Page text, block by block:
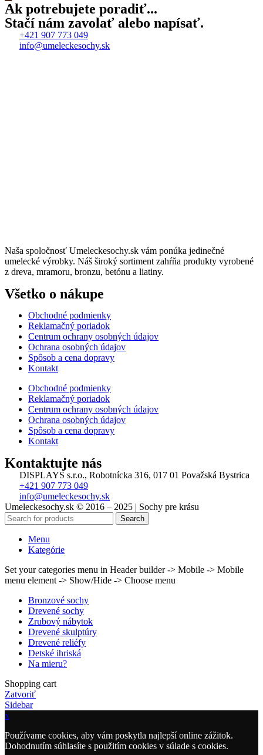
Ak potrebujete poradiť...
Stačí nám zavolať alebo napísať.
+421 907 773 049
info@umeleckesochy.sk
Naša spoločnosť Umeleckesochy.sk vám ponúka jedinečné
umelecké výrobky. Náš široký sortiment zahŕňa produkty vyrobené
z dreva, mramoru, bronzu, betónu a liatiny.
Všetko o nákupe
Obchodné podmienky
Reklamačný poriadok
Centrum ochrany osobných údajov
Ochrana osobných údajov
Spôsob a cena dopravy
Kontakt
Obchodné podmienky
Reklamačný poriadok
Centrum ochrany osobných údajov
Ochrana osobných údajov
Spôsob a cena dopravy
Kontakt
Kontaktujte nás
DISPLAYS s.r.o., Robotnícka 316, 017 01 Považská Bystrica
+421 907 773 049
info@umeleckesochy.sk
Umeleckesochy.sk © 2016 – 2025 | Sochy pre krásu
Search
Menu
Kategórie
Set your categories menu in Header builder -> Mobile -> Mobile
menu element -> Show/Hide -> Choose menu
Bronzové sochy
Drevené sochy
Zrubový nábytok
Drevené skulptúry
Drevené reliéfy
Detské ihriská
Na mieru?
Shopping cart
Zatvoriť
Sidebar
x
Používame cookies, aby vám poskytla najlepší online zážitok.
Dohodnutím súhlasíte s použitím cookies v súlade s cookies.